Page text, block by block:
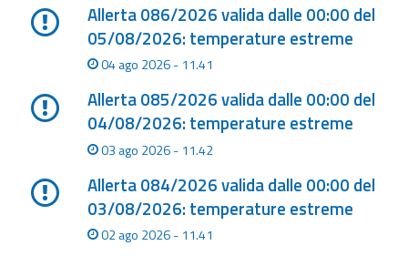
Strumenti
Aggiornamenti
Informazioni
Allerta 086/2026 valida dalle 00:00 del
05/08/2026: temperature estreme
04 ago 2026 - 11.41
Allerta 085/2026 valida dalle 00:00 del
04/08/2026: temperature estreme
03 ago 2026 - 11.42
Allerta 084/2026 valida dalle 00:00 del
03/08/2026: temperature estreme
02 ago 2026 - 11.41